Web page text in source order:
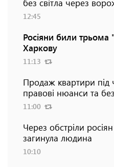
без світла через
12:45
Росіяни били
Харкову
11:13
Продаж квартири під
правові нюанси та
11:00
Через обстріли
загинула людина
10:10